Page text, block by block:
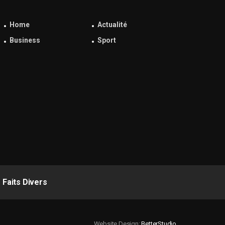
Home
Actualité
Business
Sport
Faits Divers